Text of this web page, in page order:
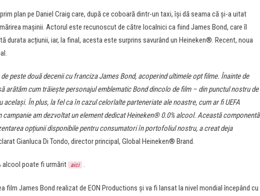
plan pe Daniel Craig care, după ce coboară dintr-un taxi, își dă seama că și-a uitat
mașinii. Actorul este recunoscut de către localnici ca fiind James Bond, care îl
durata acțiunii, iar, la final, acesta este surprins savurând un Heineken®. Recent, noua
peste două decenii cu franciza James Bond, acoperind ultimele opt filme. Înainte de
arătăm cum trăiește personajul emblematic Bond dincolo de film – din punctul nostru de
același. În plus, la fel ca în cazul celorlalte parteneriate ale noastre, cum ar fi UEFA
campanie am dezvoltat un element dedicat Heineken® 0.0% alcool. Această componentă
opțiunii disponibile pentru consumatori în portofoliul nostru, a creat deja
Gianluca Di Tondo, director principal, Global Heineken® Brand.
alcool poate fi urmărit aici .
film James Bond realizat de EON Productions și va fi lansat la nivel mondial începând cu